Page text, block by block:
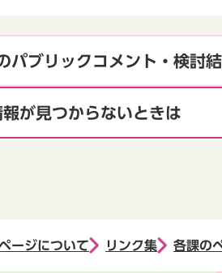
パブリックコメント・検討
報が見つからないときは
ージについて リンク集 各課の